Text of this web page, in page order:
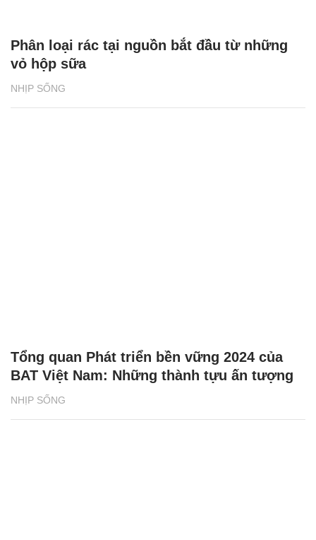
NHỊP SỐNG
Phân loại rác tại nguồn bắt đầu từ những
vỏ hộp sữa
NHỊP SỐNG
Tổng quan Phát triển bền vững 2024 của
BAT Việt Nam: Những thành tựu ấn tượng